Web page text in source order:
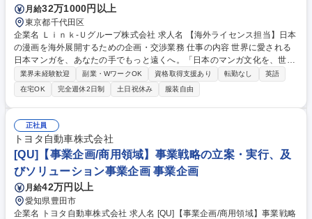
月給32万1000円以上
東京都千代田区
企業名 Ｌｉｎｋ‐Ｕグループ株式会社 求人名 【海外ライセンス担当】日本
の漫画を海外展開するための企画・交渉業務 仕事の内容 世界に愛される
日本マンガを、あなたの手でもっと遠くへ。「日本のマンガ文化を、世界
中のファンへ最高の形で届けたい」私たちが求めているのは、そんな想い
をビジネスの力で形にできる仲間です！ 言葉の壁や文化の違いを超えて、
一歩ずつ信頼を築き、一つの作品を世界中のファンへとつないでいく。 あ
なたの丁寧な一通や粘り強い交渉が、日本マンガの未来を大きく変えてい
きます。 ■海外市場向けマンガIPのライセンス取得交渉・契約交渉■既存
パートナーとのリレーションマネジメント・継続取引拡大■海外市場ニー
ズに基づく作品選定・企画提案■契約条件（地域、言語、期間、独占/非独
占等）の調整 募集職種 【海外ライセンス担当】日本の漫画を海外展開す
るための企画・交渉業務
業界未経験歓迎 副業・WワークOK 資格取得支援あり 転勤なし
英語
在宅OK
完全週休2日制 土日祝休み 服装自由
正社員
トヨタ自動車株式会社
[QU]【事業企画/商用領域】事業戦略の立案・実行、及
びソリューション事業企画 事業企画
月給42万円以上
愛知県豊田市
企業名 トヨタ自動車株式会社 求人名 [QU]【事業企画/商用領域】事業戦略